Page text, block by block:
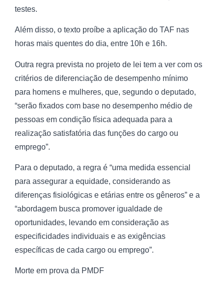
testes.
Além disso, o texto proíbe a aplicação do TAF nas
horas mais quentes do dia, entre 10h e 16h.
Outra regra prevista no projeto de lei tem a ver com os
critérios de diferenciação de desempenho mínimo
para homens e mulheres, que, segundo o deputado,
“serão fixados com base no desempenho médio de
pessoas em condição física adequada para a
realização satisfatória das funções do cargo ou
emprego”.
Para o deputado, a regra é “uma medida essencial
para assegurar a equidade, considerando as
diferenças fisiológicas e etárias entre os gêneros” e a
“abordagem busca promover igualdade de
oportunidades, levando em consideração as
especificidades individuais e as exigências
específicas de cada cargo ou emprego”.
Morte em prova da PMDF